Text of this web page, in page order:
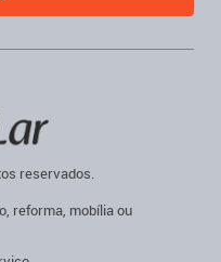
reforma, mobília ou
reservados.